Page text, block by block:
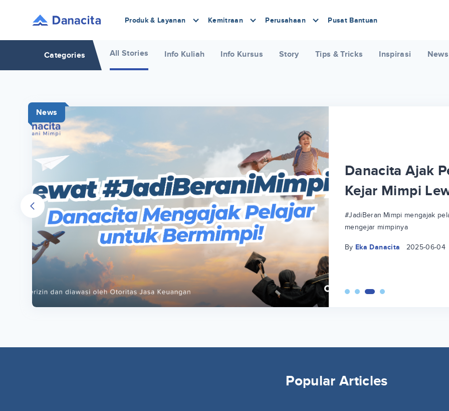
Produk & Layanan Kemitraan Perusahaan Pusat Bantuan
Categories All Stories Info Kuliah Info Kursus Story Tips & Tricks Inspirasi News
News
Danacita Ajak
Kejar Mimpi
#JadiBeraniMimpi mengajak
mengejar mimpinya
By Eka Danacita 2025-06-04
Popular Articles